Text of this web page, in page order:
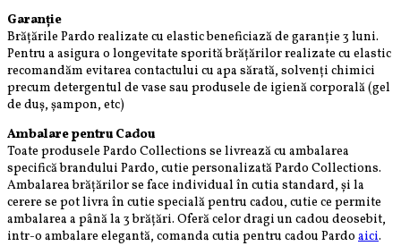
Garanție
Brățările Pardo realizate cu elastic beneficiază de garanție 3 luni.
Pentru a asigura o longevitate sporită brățărilor realizate cu elastic
recomandăm evitarea contactului cu apa sărată, solvenți chimici
precum detergentul de vase sau produsele de igienă corporală (gel
de duș, șampon, etc)
Ambalare pentru Cadou
Toate produsele Pardo Collections se livrează cu ambalarea
specifică brandului Pardo, cutie personalizată Pardo Collections.
Ambalarea brățărilor se face individual în cutia standard, și la
cerere se pot livra în cutie specială pentru cadou, cutie ce permite
ambalarea a până la 3 brățări. Oferă celor dragi un cadou deosebit,
intr-o ambalare elegantă, comanda cutia pentru cadou Pardo aici.